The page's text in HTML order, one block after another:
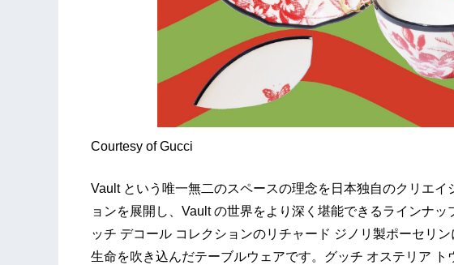
Courtesy of Gucci
Vault という唯一無二のスペースの理念を日本独自のクリエ
ョンを展開し、Vault の世界をより深く堪能できるラインナ
ッチ デコール コレクションのリチャード ジノリ製ポーセリ
生命を吹き込んだテーブルウェアです。グッチ オステリア